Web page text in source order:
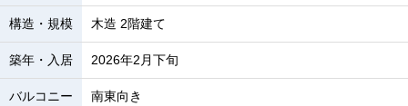
構造・規模 木造 2階建て
築年・入居 2026年2月下旬
バルコニー 南東向き